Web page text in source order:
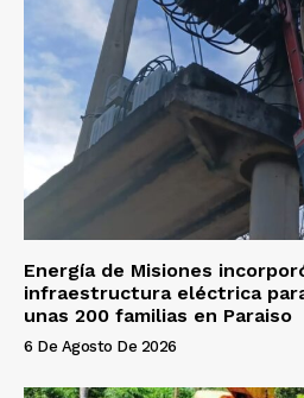
Energía de Misiones
infraestructura eléctrica
unas 200 familias en Paraiso
6 De Agosto De 2026